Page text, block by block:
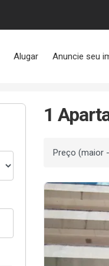
Alugar Anuncie seu
1
Ordenar por